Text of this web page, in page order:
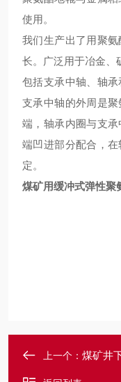
使用。
我们生产出了用聚
长。广泛用于冶金、
包括支承中轴、轴
支承中轴的外周是
端，轴承内圈与支
端凹进部分配合，
定。
煤矿用缓冲式弹性聚
上一个： 煤矿井